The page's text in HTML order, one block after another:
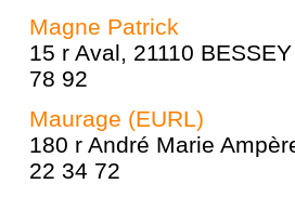
Magne Patrick
15 r Aval, 21110
78 92
Maurage (EURL)
180 r André Marie
22 34 72